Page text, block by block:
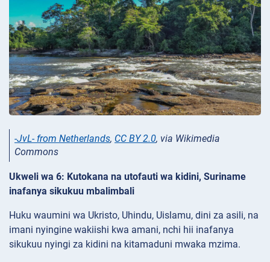
-JvL- from Netherlands, CC BY 2.0, via Wikimedia
Commons
Ukweli wa 6: Kutokana na utofauti wa kidini, Suriname
inafanya sikukuu mbalimbali
Huku waumini wa Ukristo, Uhindu, Uislamu, dini za asili, na
imani nyingine wakiishi kwa amani, nchi hii inafanya
sikukuu nyingi za kidini na kitamaduni mwaka mzima.